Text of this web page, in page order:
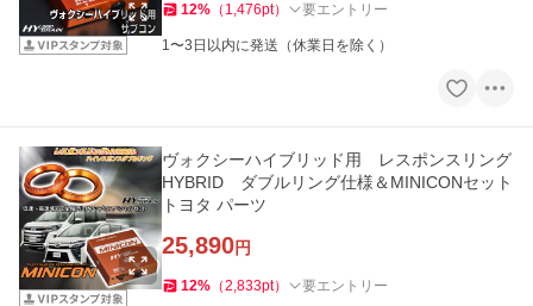
12% （ 1,476pt） 要エントリー
1〜3日以内に発送（休業日を除く）
ヴォクシーハイブリッド用 レスポンスリング
HYBRID ダブルリング仕様＆MINICONセット
トヨタ パーツ
25,890円
12% （2,833pt） 要エントリー